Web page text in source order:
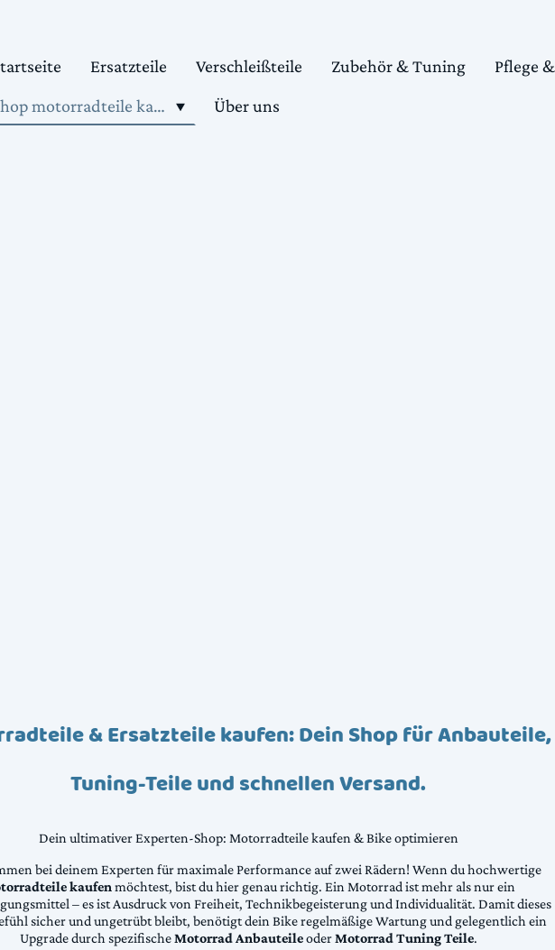
Ersatzteile Verschleißteile Zubehör & Tuning
Pflege
Shop motorradteile kaufen
Über uns
& Ersatzteile kaufen: Dein Shop für Anbauteile,
Tuning-Teile und schnellen Versand.
Dein ultimativer Experten-Shop: Motorradteile kaufen & Bike optimieren
bei deinem Experten für maximale Performance auf zwei Rädern! Wenn du hochwertige
kaufenmöchtest, bist du hier genau richtig. Ein Motorrad ist mehr als nur ein
– es ist Ausdruck von Freiheit, Technikbegeisterung und Individualität. Damit dieses
sicher und ungetrübt bleibt, benötigt dein Bike regelmäßige Wartung und gelegentlich ein
Upgrade durch spezifischeMotorrad AnbauteileoderMotorrad Tuning Teile.